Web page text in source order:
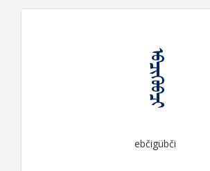
ᠡᠪᠴᠢᠭᠦᠪᠴᠢ
ebčigübči